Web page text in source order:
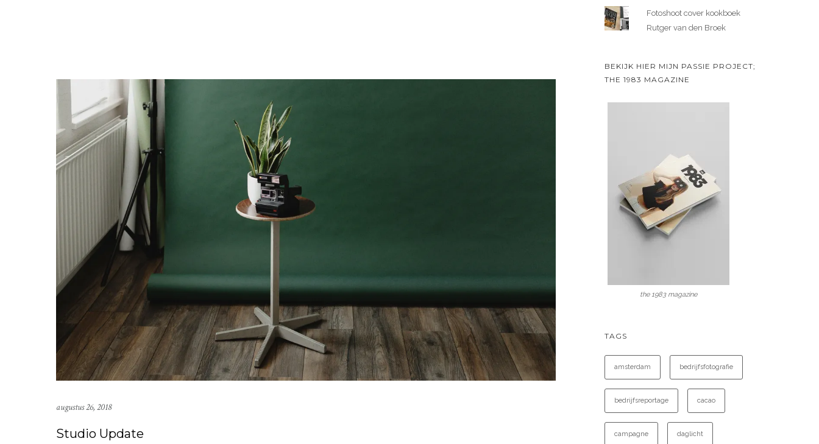
augustus 26, 2018
Studio Update
Fotoshoot cover kookboek
Rutger van den Broek
BEKIJK HIER MIJN PASSIE PROJECT;
THE 1983 MAGAZINE
the 1983 magazine
TAGS
amsterdam bedrijfsfotografie
bedrijfsreportage cacao
campagne daglicht